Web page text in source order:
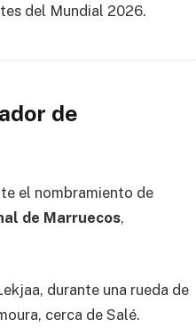
del Mundial 2026.
de
el nombramiento de
de Marruecos,
, durante una rueda de
cerca deSalé.